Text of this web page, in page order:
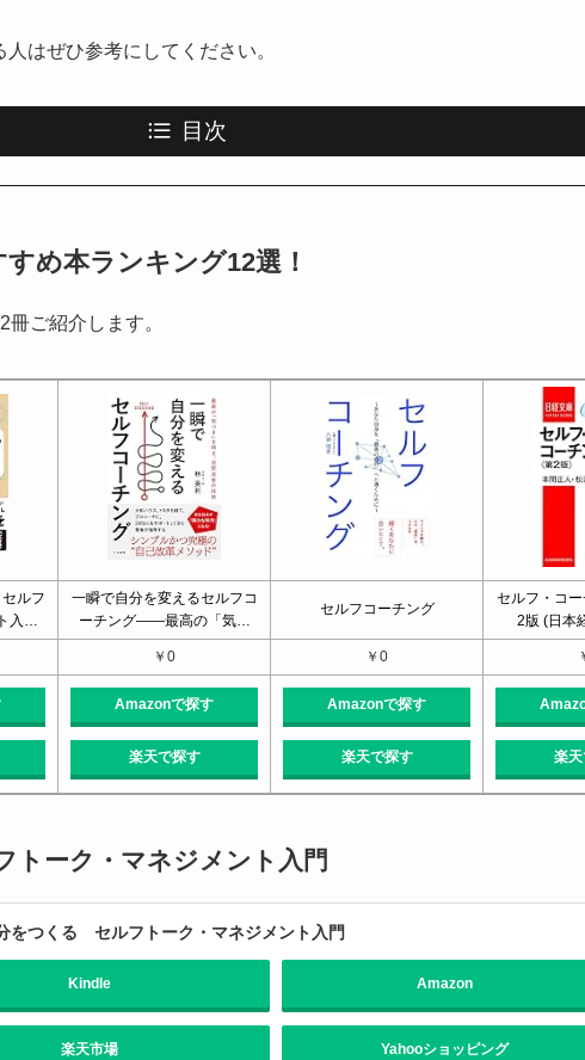
はぜひ参考にしてください。
目次
め本ランキング12選！
ご紹介します。
ルフ
入…
一瞬で自分を変えるセルフコ
ーチング――最高の「気…
セルフコーチング
セルフ・コ
2版 (日本
￥0 ￥0
Amazonで探す
楽天で探す
Amazonで探す
楽天で探す 楽
トーク・マネジメント入門
をつくる セルフトーク・マネジメント入門
Kindle Amazon
楽天市場 Yahooショッピング